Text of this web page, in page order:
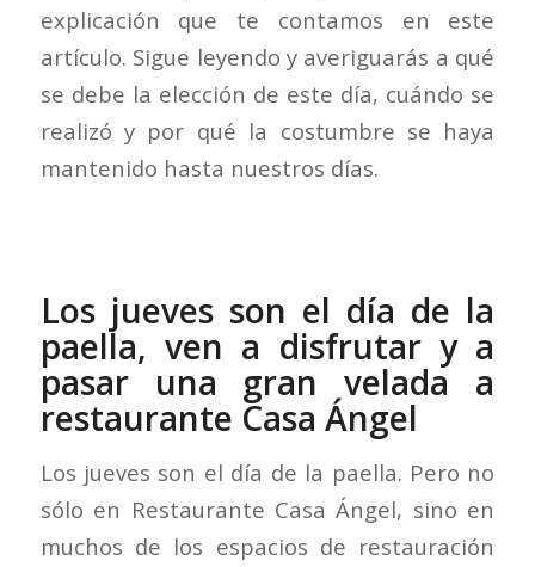
explicación que te contamos en este
artículo. Sigue leyendo y averiguarás a qué
se debe la elección de este día, cuándo se
realizó y por qué la costumbre se haya
mantenido hasta nuestros días.
Los jueves son el día de la
paella, ven a disfrutar y a
pasar una gran velada a
restaurante Casa Ángel
Los jueves son el día de la paella. Pero no
sólo en Restaurante Casa Ángel, sino en
muchos de los espacios de restauración